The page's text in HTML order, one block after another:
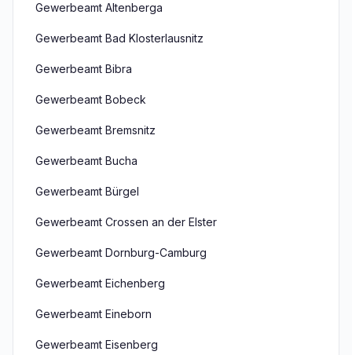
Gewerbeamt Altenberga
Gewerbeamt Bad Klosterlausnitz
Gewerbeamt Bibra
Gewerbeamt Bobeck
Gewerbeamt Bremsnitz
Gewerbeamt Bucha
Gewerbeamt Bürgel
Gewerbeamt Crossen an der Elster
Gewerbeamt Dornburg-Camburg
Gewerbeamt Eichenberg
Gewerbeamt Eineborn
Gewerbeamt Eisenberg